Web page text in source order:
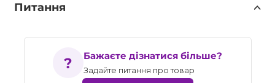
Питання
Бажаєте дізнатися більше?
Задайте питання про товар